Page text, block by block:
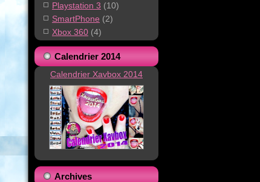
Playstation 3 (10)
SmartPhone (2)
Xbox 360 (4)
Calendrier 2014
Calendrier Xavbox 2014
Archives